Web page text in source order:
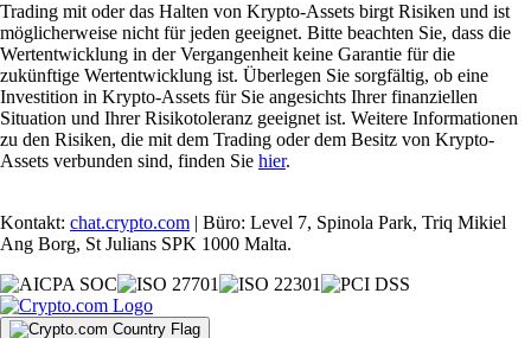
Trading mit oder das Halten von Krypto-Assets birgt Risiken und ist
möglicherweise nicht für jeden geeignet. Bitte beachten Sie, dass die
Wertentwicklung in der Vergangenheit keine Garantie für die
zukünftige Wertentwicklung ist. Überlegen Sie sorgfältig, ob eine
Investition in Krypto-Assets für Sie angesichts Ihrer finanziellen
Situation und Ihrer Risikotoleranz geeignet ist. Weitere Informationen
zu den Risiken, die mit dem Trading oder dem Besitz von Krypto-
Assets verbunden sind, finden Sie hier.
Kontakt: chat.crypto.com | Büro: Level 7, Spinola Park, Triq Mikiel
Ang Borg, St Julians SPK 1000 Malta.